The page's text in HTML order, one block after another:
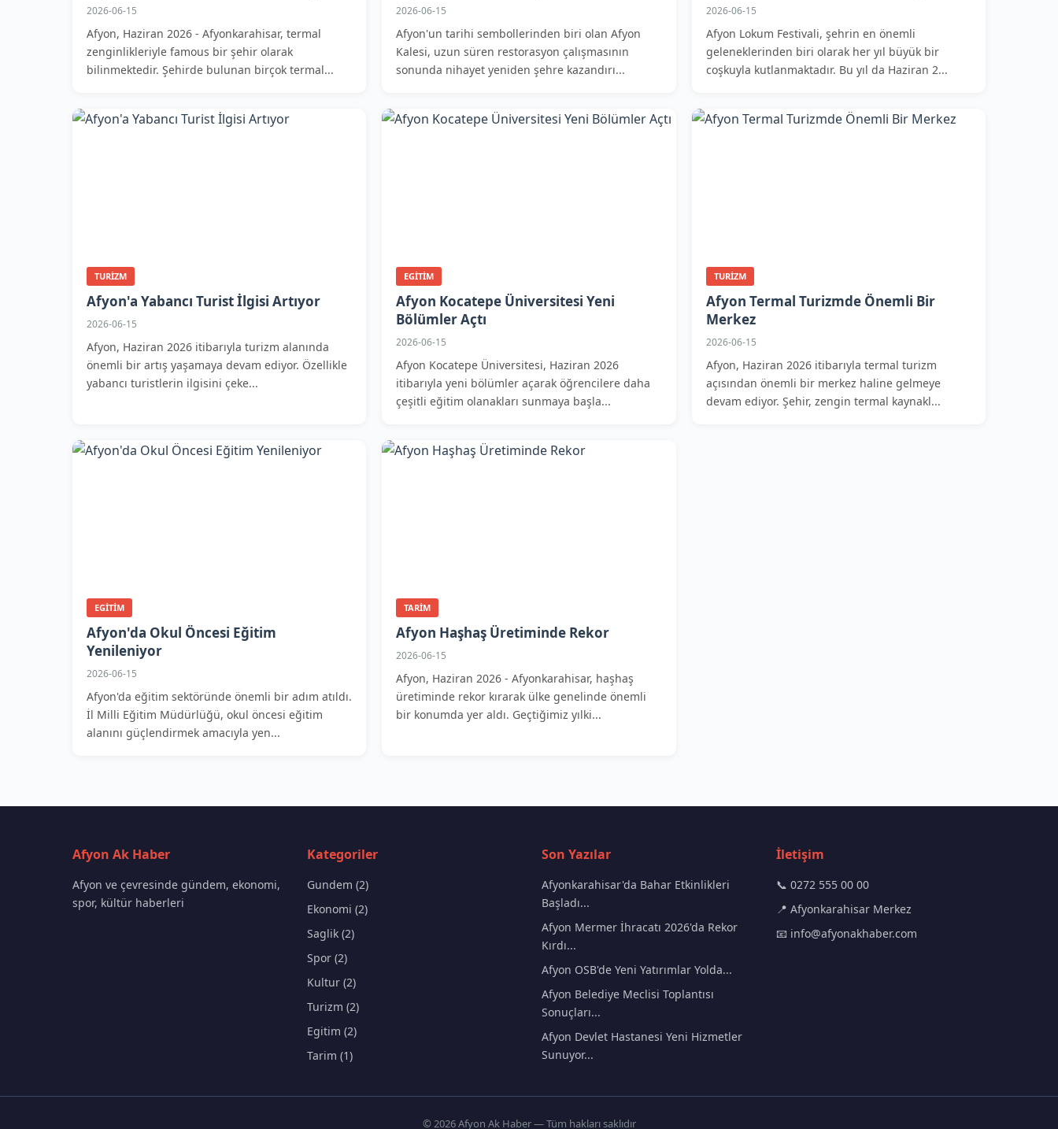
2026-06-15
Afyon, Haziran 2026 - Afyonkarahisar, termal
zenginlikleriyle famous bir şehir olarak
bilinmektedir. Şehirde bulunan birçok termal...
2026-06-15
Afyon'un tarihi sembollerinden biri olan Afyon
Kalesi, uzun süren restorasyon çalışmasının
sonunda nihayet yeniden şehre kazandırı...
2026-06-15
Afyon Lokum Festivali, şehrin en önemli
geleneklerinden biri olarak her yıl büyük bir
coşkuyla kutlanmaktadır. Bu yıl da Haziran 2...
TURIZM
Afyon'a Yabancı Turist İlgisi Artıyor
2026-06-15
Afyon, Haziran 2026 itibarıyla turizm alanında
önemli bir artış yaşamaya devam ediyor. Özellikle
yabancı turistlerin ilgisini çeke...
EGITIM
Afyon Kocatepe Üniversitesi Yeni
Bölümler Açtı
2026-06-15
Afyon Kocatepe Üniversitesi, Haziran 2026
itibarıyla yeni bölümler açarak öğrencilere daha
çeşitli eğitim olanakları sunmaya başla...
TURIZM
Afyon Termal Turizmde Önemli Bir
Merkez
2026-06-15
Afyon, Haziran 2026 itibarıyla termal turizm
açısından önemli bir merkez haline gelmeye
devam ediyor. Şehir, zengin termal kaynakl...
EGITIM
Afyon'da Okul Öncesi Eğitim
Yenileniyor
2026-06-15
Afyon'da eğitim sektöründe önemli bir adım atıldı.
İl Milli Eğitim Müdürlüğü, okul öncesi eğitim
alanını güçlendirmek amacıyla yen...
TARIM
Afyon Haşhaş Üretiminde Rekor
2026-06-15
Afyon, Haziran 2026 - Afyonkarahisar, haşhaş
üretiminde rekor kırarak ülke genelinde önemli
bir konumda yer aldı. Geçtiğimiz yılki...
Afyon Ak Haber
Afyon ve çevresinde gündem, ekonomi,
spor, kültür haberleri
Kategoriler
Gundem (2)
Ekonomi (2)
Saglik (2)
Spor (2)
Kultur (2)
Turizm (2)
Egitim (2)
Tarim (1)
Son Yazılar
Afyonkarahisar'da Bahar Etkinlikleri
Başladı...
Afyon Mermer İhracatı 2026'da Rekor
Kırdı...
Afyon OSB'de Yeni Yatırımlar Yolda...
Afyon Belediye Meclisi Toplantısı
Sonuçları...
Afyon Devlet Hastanesi Yeni Hizmetler
Sunuyor...
İletişim
📞 0272 555 00 00
📍 Afyonkarahisar Merkez
📧 info@afyonakhaber.com
© 2026 Afyon Ak Haber — Tüm hakları saklıdır